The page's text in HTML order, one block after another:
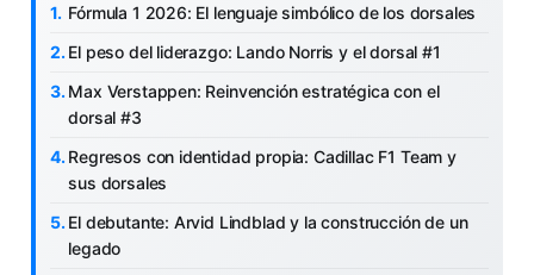
Fórmula 1 2026: El lenguaje simbólico de los dorsales
El peso del liderazgo: Lando Norris y el dorsal #1
Max Verstappen: Reinvención estratégica con el
dorsal #3
Regresos con identidad propia: Cadillac F1 Team y
sus dorsales
El debutante: Arvid Lindblad y la construcción de un
legado